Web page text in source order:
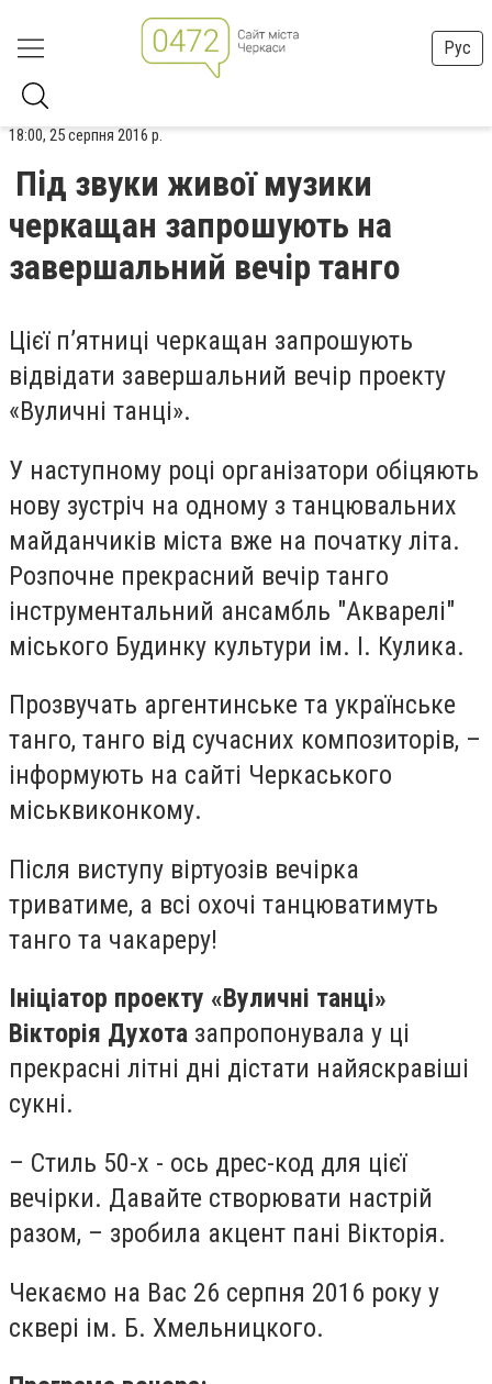
Рус
18:00, 25 серпня 2016 р.
Під звуки живої музики
черкащан запрошують на
завершальний вечір танго
Цієї п’ятниці черкащан запрошують
відвідати завершальний вечір проекту
«Вуличні танці».
У наступному році організатори обіцяють
нову зустріч на одному з танцювальних
майданчиків міста вже на початку літа.
Розпочне прекрасний вечір танго
інструментальний ансамбль "Акварелі"
міського Будинку культури ім. І. Кулика.
Прозвучать аргентинське та українське
танго, танго від сучасних композиторів, –
інформують на сайті Черкаського
міськвиконкому.
Після виступу віртуозів вечірка
триватиме, а всі охочі танцюватимуть
танго та чакареру!
Ініціатор проекту «Вуличні танці»
Вікторія Духота запропонувала у ці
прекрасні літні дні дістати найяскравіші
сукні.
– Стиль 50-х - ось дрес-код для цієї
вечірки. Давайте створювати настрій
разом, – зробила акцент пані Вікторія.
Чекаємо на Вас 26 серпня 2016 року у
сквері ім. Б. Хмельницкого.